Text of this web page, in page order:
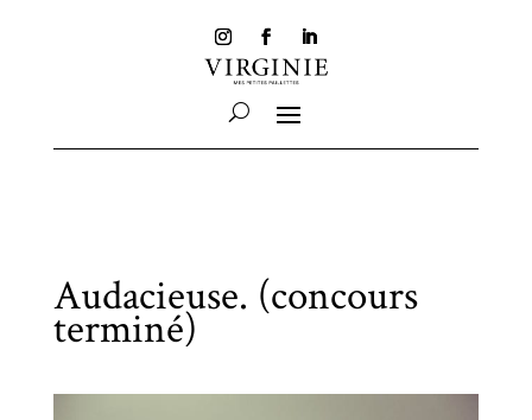
Audacieuse. (concours
terminé)